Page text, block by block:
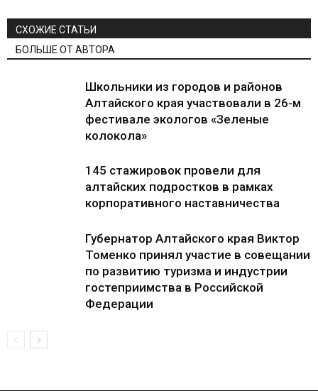
СХОЖИЕ СТАТЬИ
БОЛЬШЕ ОТ АВТОРА
Школьники из городов и районов
Алтайского края участвовали в 26-м
фестивале экологов «Зеленые
колокола»
145 стажировок провели для
алтайских подростков в рамках
корпоративного наставничества
Губернатор Алтайского края Виктор
Томенко принял участие в совещании
по развитию туризма и индустрии
гостеприимства в Российской
Федерации